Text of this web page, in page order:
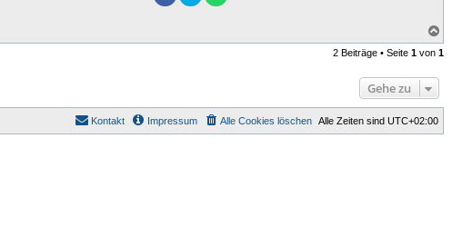
a
c
e
2 Beiträge • Seite 1 von 1
Gehe zu
Alle Zeiten sind UTC+02:00
Alle Cookies löschen
Impressum
Kontakt